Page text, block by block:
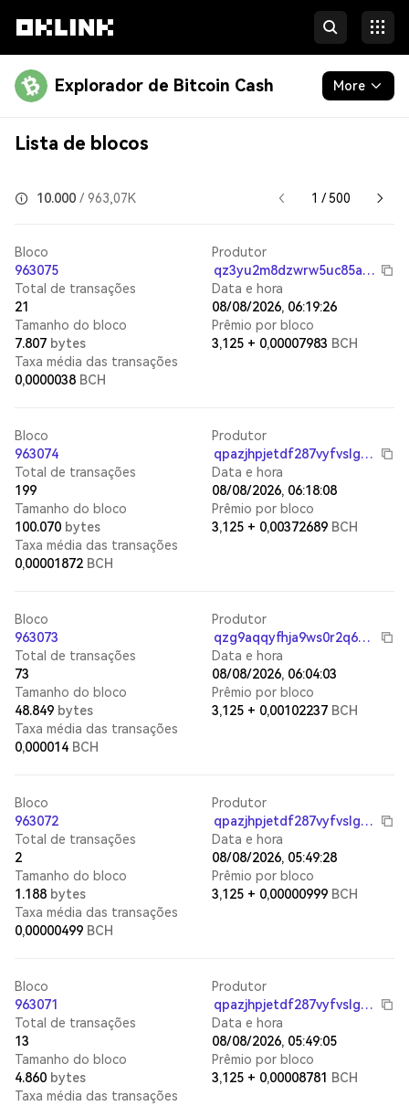
Explorador de Bitcoin Cash More
Blockchain
Lista de blocos
10.000 / 963,07K 1 / 500
Bloco
963075
Produtor
qz3yu2m8dzwrw5uc85a5pz78dyxnrvdhf5v8tlf8jd
Total de transações
21
Data e hora
08/08/2026, 06:19:26
Tamanho do bloco
7.807 bytes
Prêmio por bloco
3,125 + 0,00007983 BCH
Taxa média das transações
0,0000038 BCH
Bloco
963074
Produtor
qpazjhpjetdf287vyfvslgg868mdqs4p2v0583dq6t
Total de transações
199
Data e hora
08/08/2026, 06:18:08
Tamanho do bloco
100.070 bytes
Prêmio por bloco
3,125 + 0,00372689 BCH
Taxa média das transações
0,00001872 BCH
Bloco
963073
Produtor
qzg9aqqyfhja9ws0r2q6c052jxuwsm0lsg2zuuhmpx
Total de transações
73
Data e hora
08/08/2026, 06:04:03
Tamanho do bloco
48.849 bytes
Prêmio por bloco
3,125 + 0,00102237 BCH
Taxa média das transações
0,000014 BCH
Bloco
963072
Produtor
qpazjhpjetdf287vyfvslgg868mdqs4p2v0583dq6t
Total de transações
2
Data e hora
08/08/2026, 05:49:28
Tamanho do bloco
1.188 bytes
Prêmio por bloco
3,125 + 0,00000999 BCH
Taxa média das transações
0,00000499 BCH
Bloco
963071
Produtor
qpazjhpjetdf287vyfvslgg868mdqs4p2v0583dq6t
Total de transações
13
Data e hora
08/08/2026, 05:49:05
Tamanho do bloco
4.860 bytes
Prêmio por bloco
3,125 + 0,00008781
BCH
Taxa média das transações